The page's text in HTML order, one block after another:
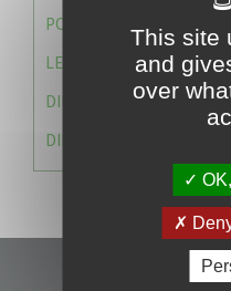
POLICE MUNICIPALE
LE CABINET DU MAIRE
DIRECTION DES
DIRECTION DU
This site
and
over